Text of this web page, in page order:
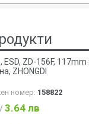
ESD, ZD-156F, 117mm
ZHONGDI
номер: 158822
/ 3.64 лв